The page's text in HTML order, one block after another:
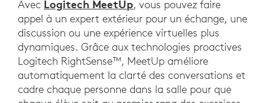
Avec Logitech MeetUp, vous pouvez faire
appel à un expert extérieur pour un échange, une
discussion ou une expérience virtuelles plus
dynamiques. Grâce aux technologies proactives
Logitech RightSense™, MeetUp améliore
automatiquement la clarté des conversations et
cadre chaque personne dans la salle pour que